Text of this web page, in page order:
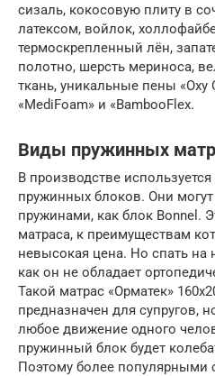
сизаль, кокосовую плиту в
латексом, войлок,
термоскрепленный лён,
полотно, шерсть мериноса,
ткань, уникальные пены «Oxy
«MediFoam» и «BambooFlex.
Виды пружинных
В производстве
пружинных блоков. Они
пружинами, как блок Bonnel.
матраса, к преимуществам
невысокая цена. Но спать на
как он не обладает
Такой матрас «Орматек»
предназначен для супругов,
любое движение одного
пружинный блок будет
Поэтому более популярными